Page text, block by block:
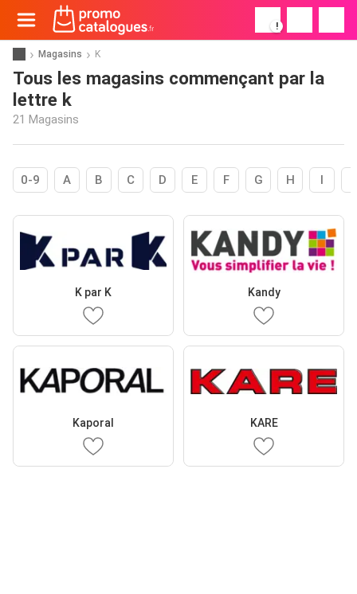
!
Magasins K
Tous les magasins commençant par la
lettre k
21 Magasins
0-9 A B C D E F G H I
K par K Kandy
Kaporal KARE